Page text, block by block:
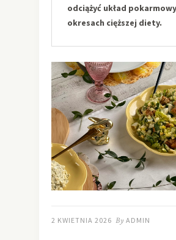
odciążyć układ
okresach cięższej diety.
2 KWIETNIA 2026 By ADMIN